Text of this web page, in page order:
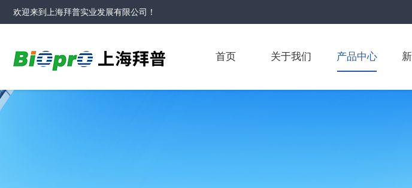
欢迎来到 上海拜普实业发展有限公司 ！
首页 关于我们 产品中心